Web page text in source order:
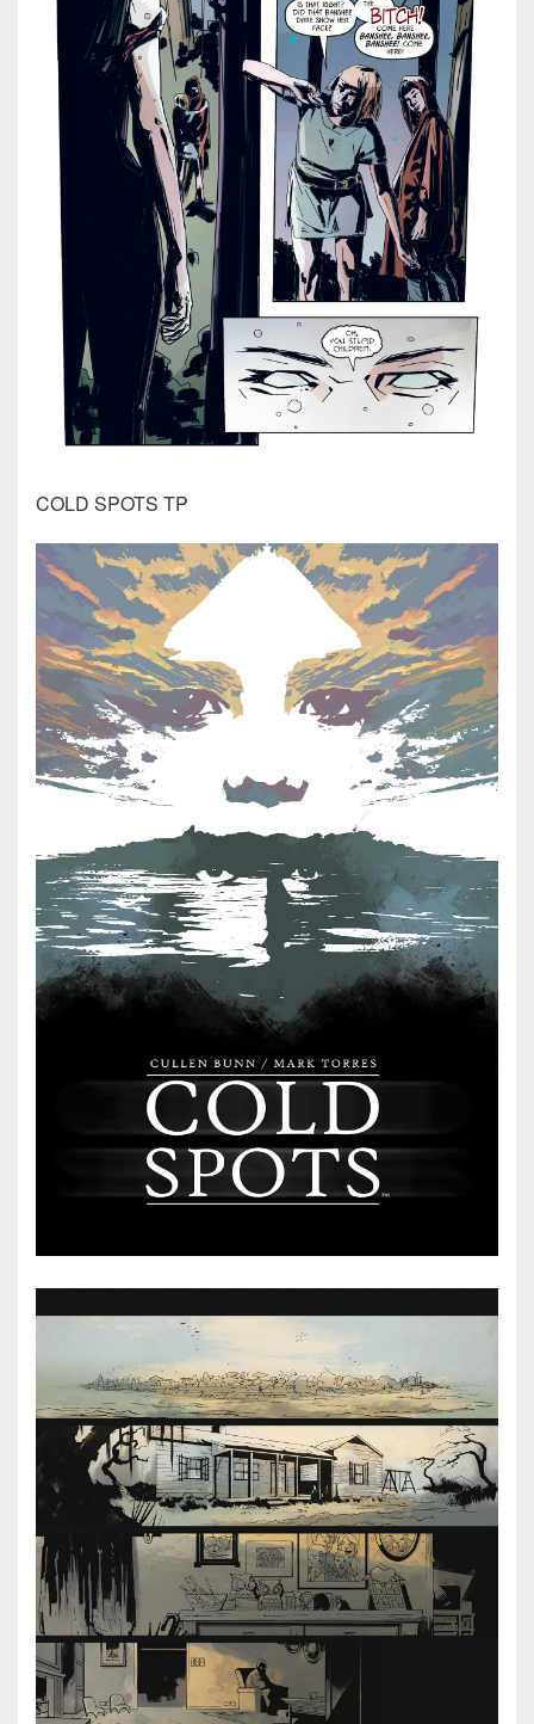
COLD SPOTS TP